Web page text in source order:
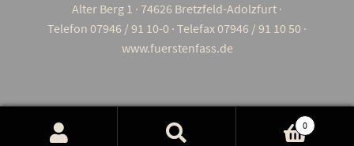
Alter Berg 1 · 74626 Bretzfeld-Adolzfurt ·
Telefon 07946 / 91 10-0 · Telefax 07946 / 91 10 50 ·
www.fuerstenfass.de
0